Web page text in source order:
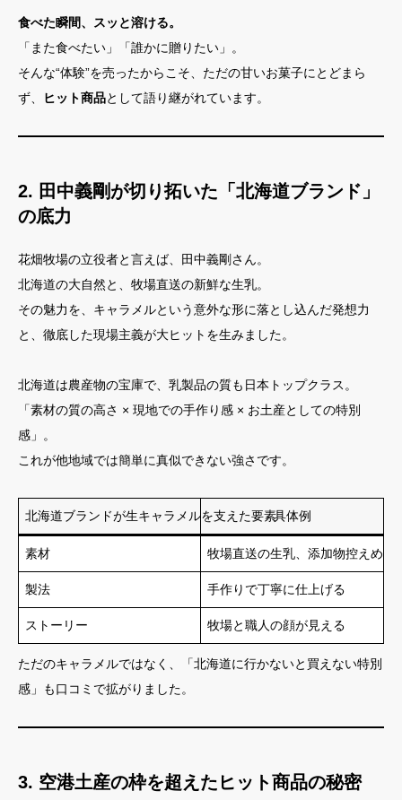
食べた瞬間、スッと溶ける。
「また食べたい」「誰かに贈りたい」。
そんな“体験”を売ったからこそ、ただの甘いお菓子にとどまら
ず、
ヒット商品として語り継がれています。
2. 田中義剛が切り拓いた「北海道ブランド」
の底力
花畑牧場の立役者と言えば、田中義剛さん。
北海道の大自然と、牧場直送の新鮮な生乳。
その魅力を、キャラメルという意外な形に落とし込んだ発想力
と、徹底した現場主義が大ヒットを生みました。
北海道は農産物の宝庫で、乳製品の質も日本トップクラス。
「素材の質の高さ × 現地での手作り感 × お土産としての特別
感」。
これが他地域では簡単に真似できない強さです。
北海道ブランドが生キャラメルを支えた要素具体例
素材 牧場直送の生乳、添加物控えめ
製法 手作りで丁寧に仕上げる
ストーリー 牧場と職人の顔が見える
ただのキャラメルではなく、「北海道に行かないと買えない特別
感」も口コミで拡がりました。
3. 空港土産の枠を超えたヒット商品の秘密